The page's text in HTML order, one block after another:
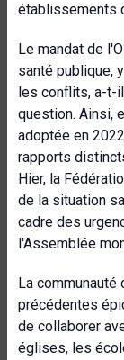
établissements
Le mandat de
santé publique,
les conflits, a-t-
question. Ainsi,
adoptée en
rapports
Hier, la
de la situation
cadre des
l'Assemblée
La communauté
précédentes
de collaborer
églises, les